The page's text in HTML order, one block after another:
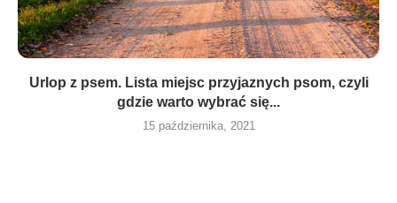
Urlop z psem. Lista miejsc przyjaznych psom, czyli
gdzie warto wybrać się...
15 października, 2021